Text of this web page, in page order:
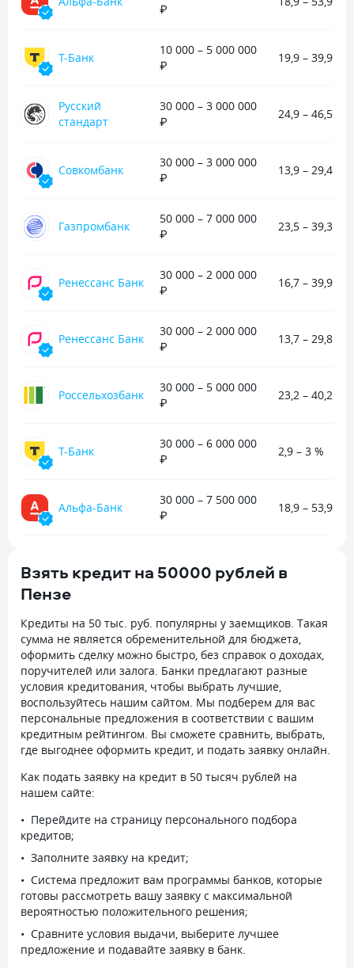
перевести средства родственникам
Процентная ставка, конечно,
довольно высокая, но в ситуации,
когда другие варианты недоступны,
В целом осталась довольна скоростью
оформления и получения денег.
₽
Т-Банк
10 000 – 5 000 000
₽
19,9 – 39,9 %
Русский
стандарт
30 000 – 3 000 000
₽
24,9 – 46,5 %
Совкомбанк
30 000 – 3 000 000
₽
13,9 – 29,4 %
Газпромбанк
50 000 – 7 000 000
₽
23,5 – 39,3 %
Ренессанс Банк
30 000 – 2 000 000
₽
16,7 – 39,9 %
Ренессанс Банк
30 000 – 2 000 000
₽
13,7 – 29,8 %
Россельхозбанк
30 000 – 5 000 000
₽
23,2 – 40,2 %
Т-Банк
30 000 – 6 000 000
₽
2,9 – 3 %
Альфа-Банк
30 000 – 7 500 000
₽
18,9 – 53,9 %
Взять кредит на 50000 рублей в
Пензе
Кредиты на 50 тыс. руб. популярны у заемщиков. Такая
сумма не является обременительной для бюджета,
оформить сделку можно быстро, без справок о доходах,
поручителей или залога. Банки предлагают разные
условия кредитования, чтобы выбрать лучшие,
воспользуйтесь нашим сайтом. Мы подберем для вас
персональные предложения в соответствии с вашим
кредитным рейтингом. Вы сможете сравнить, выбрать,
где выгоднее оформить кредит, и подать заявку онлайн.
Как подать заявку на кредит в 50 тысяч рублей на
нашем сайте:
Перейдите на страницу персонального подбора
кредитов;
Заполните заявку на кредит;
Система предложит вам программы банков, которые
готовы рассмотреть вашу заявку с максимальной
вероятностью положительного решения;
Сравните условия выдачи, выберите лучшее
предложение и подавайте заявку в банк.